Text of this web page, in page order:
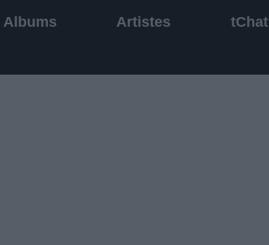
Albums Artistes tChat